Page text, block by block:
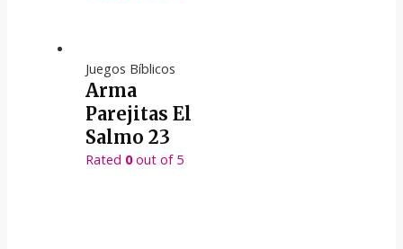
Juegos Bíblicos
Arma
Parejitas El
Salmo 23
Rated 0out of 5